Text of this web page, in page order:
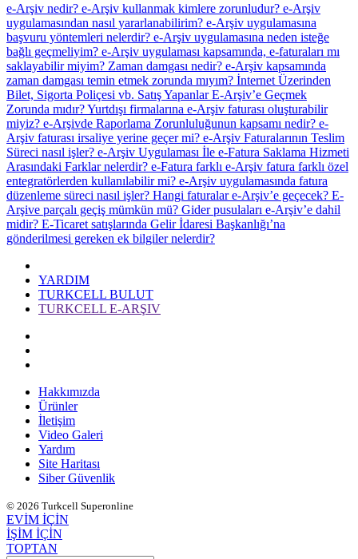
e-Arşiv nedir? e-Arşiv kullanmak kimlere zorunludur? e-Arşiv
uygulamasından nasıl yararlanabilirim? e-Arşiv uygulamasına
başvuru yöntemleri nelerdir? e-Arşiv uygulamasına neden isteğe
bağlı geçmeliyim? e-Arşiv uygulaması kapsamında, e-faturaları mı
saklayabilir miyim? Zaman damgası nedir? e-Arşiv kapsamında
zaman damgası temin etmek zorunda mıyım? İnternet Üzerinden
Bilet, Sigorta Poliçesi vb. Satış Yapanlar E-Arşiv’e Geçmek
Zorunda mıdır?Yurtdışı firmalarına e-Arşiv faturası oluşturabilir
miyiz? e-Arşivde Raporlama Zorunluluğunun kapsamı nedir? e-
Arşiv faturası irsaliye yerine geçer mi? e-Arşiv Faturalarının Teslim
Süreci nasıl işler? e-Arşiv Uygulaması İle e-Fatura Saklama Hizmeti
Arasındaki Farklar nelerdir? e-Fatura farklı e-Arşiv fatura farklı özel
entegratörlerden kullanılabilir mi? e-Arşiv uygulamasında fatura
düzenleme süreci nasıl işler? Hangi faturalar e-Arşiv’e geçecek? E-
Arşive parçalı geçiş mümkün mü? Gider pusulaları e-Arşiv’e dahil
midir? E-Ticaret satışlarında Gelir İdaresi Başkanlığı’na
gönderilmesi gereken ek bilgiler nelerdir?
YARDIM
TURKCELL BULUT
TURKCELL E-ARŞIV
Hakkımızda
Ürünler
İletişim
Video Galeri
Yardım
Site Haritası
Siber Güvenlik
© 2026 Turkcell Superonline
EVİM İÇİN
İŞİM İÇİN
TOPTAN